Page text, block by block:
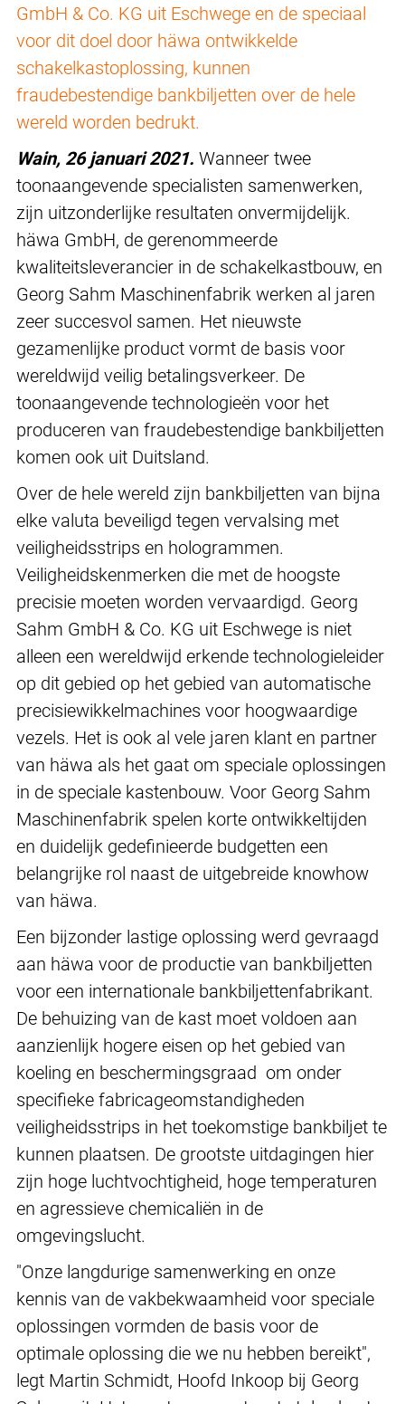
GmbH & Co. KG uit Eschwege en de speciaal
voor dit doel door häwa ontwikkelde
schakelkastoplossing, kunnen
fraudebestendige bankbiljetten over de hele
wereld worden bedrukt.
Wain, 26 januari 2021. Wanneer twee
toonaangevende specialisten samenwerken,
zijn uitzonderlijke resultaten onvermijdelijk.
häwa GmbH, de gerenommeerde
kwaliteitsleverancier in de schakelkastbouw, en
Georg Sahm Maschinenfabrik werken al jaren
zeer succesvol samen. Het nieuwste
gezamenlijke product vormt de basis voor
wereldwijd veilig betalingsverkeer. De
toonaangevende technologieën voor het
produceren van fraudebestendige bankbiljetten
komen ook uit Duitsland.
Over de hele wereld zijn bankbiljetten van bijna
elke valuta beveiligd tegen vervalsing met
veiligheidsstrips en hologrammen.
Veiligheidskenmerken die met de hoogste
precisie moeten worden vervaardigd. Georg
Sahm GmbH & Co. KG uit Eschwege is niet
alleen een wereldwijd erkende technologieleider
op dit gebied op het gebied van automatische
precisiewikkelmachines voor hoogwaardige
vezels. Het is ook al vele jaren klant en partner
van häwa als het gaat om speciale oplossingen
in de speciale kastenbouw. Voor Georg Sahm
Maschinenfabrik spelen korte ontwikkeltijden
en duidelijk gedefinieerde budgetten een
belangrijke rol naast de uitgebreide knowhow
van häwa.
Een bijzonder lastige oplossing werd gevraagd
aan häwa voor de productie van bankbiljetten
voor een internationale bankbiljettenfabrikant.
De behuizing van de kast moet voldoen aan
aanzienlijk hogere eisen op het gebied van
koeling en beschermingsgraad om onder
specifieke fabricageomstandigheden
veiligheidsstrips in het toekomstige bankbiljet te
kunnen plaatsen. De grootste uitdagingen hier
zijn hoge luchtvochtigheid, hoge temperaturen
en agressieve chemicaliën in de
omgevingslucht.
"Onze langdurige samenwerking en onze
kennis van de vakbekwaamheid voor speciale
oplossingen vormden de basis voor de
optimale oplossing die we nu hebben bereikt",
legt Martin Schmidt, Hoofd Inkoop bij Georg